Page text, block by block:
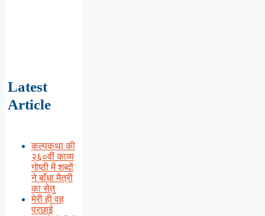
Latest
Article
कल्पकथा की
२६०वीं काव्य
गोष्ठी में शब्दों
ने बाँधा मैत्री
का सेतु
मेरी ही वह
परछाई